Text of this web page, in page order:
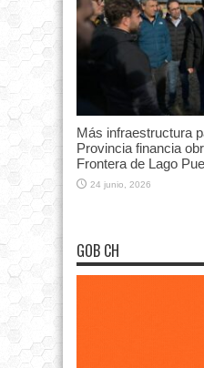
Más infraestructura
Provincia financia
Frontera de Lago
24 junio, 2026
GOB CH